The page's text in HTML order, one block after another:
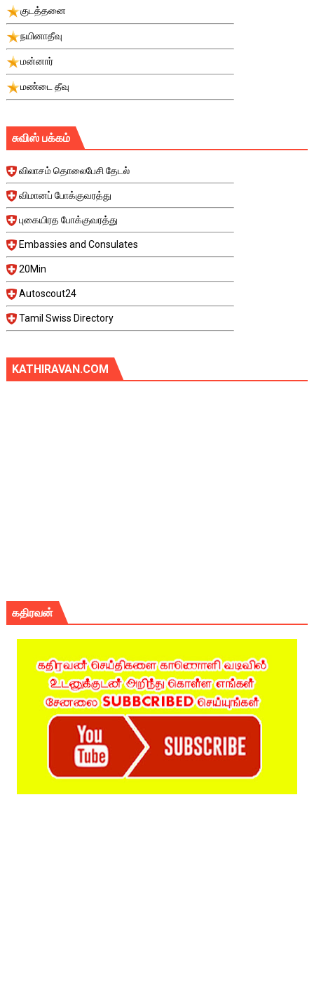
குடத்தனை
நயினாதீவு
மன்னார்
மண்டை தீவு
சுவிஸ் பக்கம்
விலாசம் தொலைபேசி தேடல்
விமானப் போக்குவரத்து
புகையிரத போக்குவரத்து
Embassies and Consulates
20Min
Autoscout24
Tamil Swiss Directory
KATHIRAVAN.COM
கதிரவன்